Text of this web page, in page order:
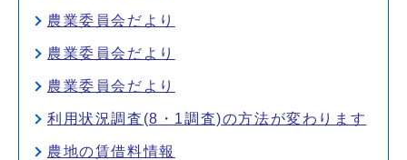
農業委員会だより
農業委員会だより
農業委員会だより
利用状況調査(8・1調査)の方法が変わります
農地の賃借料情報